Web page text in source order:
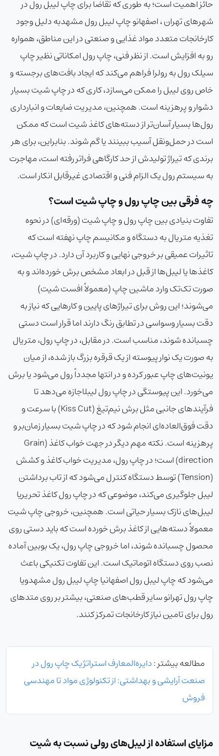
حائز اهمیت است؛ به طوری که تقاضا برایچاپ لیبل رولدر
شهرهای تهران ،اصفهانوچاپ لیبل رول مشهدبه دلیل وجود
کارخانجات متعدد مواد غذایی و صنعتی در این مناطق، همواره
رو به افزایش است. از نظر فنی، چاپ رول امکاناتی نظیرچاپ
سیلک رول به رولرا فراهم می‌کند که ایجاد بافت‌های برجسته و
خاص روی لیبل را ممکن می‌سازد، کاری که در چاپ شیت بسیار
دشوار و پرهزینه است. همچنین، مدیریت ضایعات و انبارداری
رول‌ها بسیار آسان‌تر از دسته‌های کاغذ شیت است که ممکن
است در حمل‌ونقل آسیب ببینند یا گم شوند. بنابراین، برای هر
برندی که تیراژ تولیدش از حد کارگاهی فراتر رفته است، مهاجرت
به سیستم رول یک الزام فنی و اقتصادی غیرقابل انکار است.
چه فرقی بین چاپ رول و چاپ شیت است؟
تفاوت بنیادی بین چاپ رول و چاپ شیت (ورقه‌ای) در نحوه
تغذیه متریال به دستگاه و مکانیسم چاپ نهفته است که
تاثیرات عمیقی بر خروجی نهایی و کاربرد آن دارد. در چاپ شیت،
کاغذها یا لیبل‌ها از قبل در ابعاد مشخص برش خورده‌اند و به
صورت تک‌تک وارد ماشین چاپ (معمولاً افست شیت)
می‌شوند؛ این روش برای تیراژهای پایین و کارهایی که نیاز به
دقت بسیار وسواسی در تطابق رنگ دارند اما قرار است دستی
چسبانده شوند، مناسب است. در مقابل، در چاپ رول، متریال
به صورت یک نوار پیوسته از یک قرقره بزرگ باز شده، از میان
یونیت‌های چاپ عبور کرده و در انتها مجدداً رول می‌شود یا برش
می‌خورد. این پیوستگی درچاپ رول لیبلاجازه می‌دهد تا
فرآیندهای جانبی مثل برش نیم‌تیغ (Kiss Cut) با سرعت و
دقت فوق‌العاده‌ای انجام شود که در چاپ شیت بسیار زمان‌بر و
پرهزینه است. نکته مهم دیگر در جهت خواب کاغذ (Grain
direction) است؛ در چاپ رول، مدیریت خواب کاغذ و کشش
(Tension) توسط دستگاه کنترل می‌شود که از تاب برداشتن
لیبل جلوگیری می‌کند، موضوعی که درچاپ رول کاغذ تحریریا
لیبل‌های نازک بسیار حیاتی است. همچنین، خروجی چاپ شیت
معمولاً دسته‌هایی از کاغذ برش خورده است که باید دستی روی
محصول چسبانده شوند، اما خروجیچاپ رول، یک بوبین آماده
نصب روی دستگاه اتوماتیک است. این تفاوت تکنیکی باعث
می‌شود کهچاپ لیبل رول اصفهانیاچاپ لیبل رول مشهدویا
چاپ رول تهرانو سایر قطب‌های صنعتی، بیشتر بر روی متدهای
رول برای تامین نیاز کارخانجات تمرکز کنند.
مطالعه بیشتر :دایره‌المعارف استراتژیک چاپ رول در
صنعت آرایشی و بهداشتی: از تکنولوژی مواد تا مهندسی
فروش
مزایای استفاده از لیبل‌های رولی نسبت به شیت